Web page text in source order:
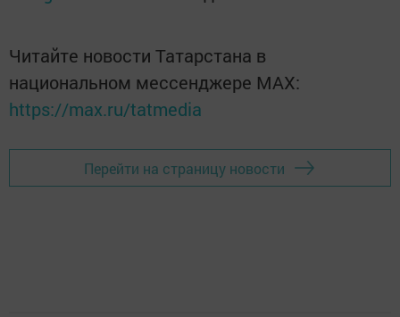
Читайте новости Татарстана в
национальном мессенджере MАХ:
https://max.ru/tatmedia
Перейти на страницу новости